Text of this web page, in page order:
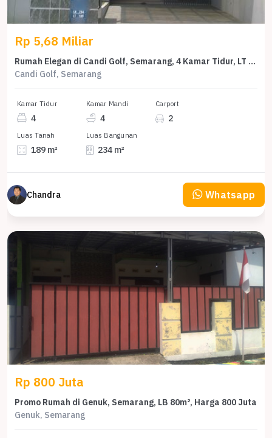
Rp 5,68 Miliar
Rumah Elegan di Candi Golf, Semarang, 4 Kamar Tidur, LT 189m²
Candi Golf, Semarang
Kamar Tidur
4
Kamar Mandi
4
Carport
2
Luas Tanah
189 m²
Luas Bangunan
234 m²
Chandra Whatsapp
Rp 800 Juta
Promo Rumah di Genuk, Semarang, LB 80m², Harga 800 Juta
Genuk, Semarang